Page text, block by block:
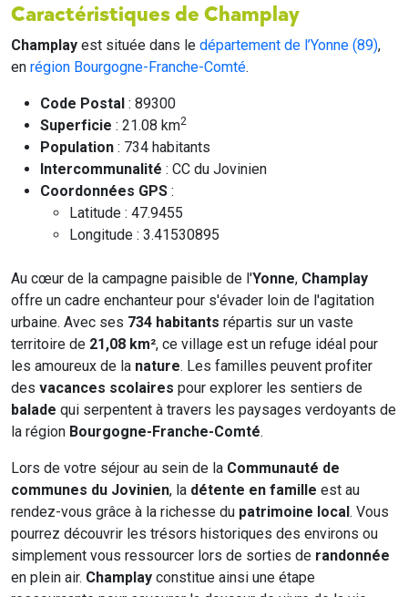
Caractéristiques de Champlay
Champlay est située dans le département de l’Yonne (89),
en région Bourgogne-Franche-Comté.
Code Postal : 89300
Superficie : 21.08 km2
Population : 734 habitants
Intercommunalité : CC du Jovinien
Coordonnées GPS :
Latitude : 47.9455
Longitude : 3.41530895
Au cœur de la campagne paisible de l'Yonne, Champlay
offre un cadre enchanteur pour s'évader loin de l'agitation
urbaine. Avec ses 734 habitants répartis sur un vaste
territoire de 21,08 km², ce village est un refuge idéal pour
les amoureux de la nature. Les familles peuvent profiter
des vacances scolaires pour explorer les sentiers de
balade qui serpentent à travers les paysages verdoyants de
la région Bourgogne-Franche-Comté.
Lors de votre séjour au sein de la Communauté de
communes du Jovinien, la détente en famille est au
rendez-vous grâce à la richesse du patrimoine local. Vous
pourrez découvrir les trésors historiques des environs ou
simplement vous ressourcer lors de sorties de randonnée
en plein air. Champlay constitue ainsi une étape